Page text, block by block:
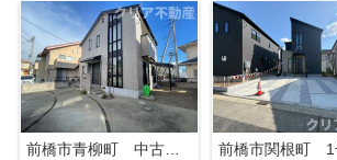
前橋市青柳町 中古住宅
前橋市関根町 1